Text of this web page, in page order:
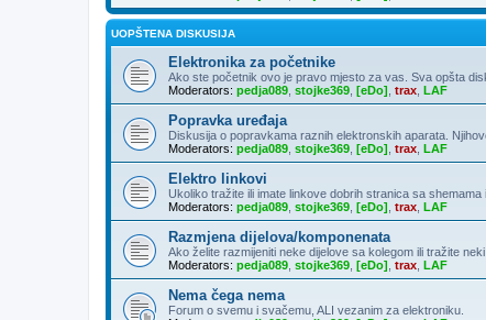
UOPŠTENA DISKUSIJA
Elektronika za početnike
Ako ste početnik ovo je pravo mjesto za vas. Sva opšta
Moderators: pedja089 stojke369 [eDo] trax LAF
Popravka uređaja
Diskusija o popravkama raznih elektronskih aparata.
Moderators: pedja089 stojke369 [eDo] trax LAF
Elektro linkovi
Ukoliko tražite ili imate linkove dobrih stranica sa shemama
Moderators: pedja089 stojke369 [eDo] trax LAF
Razmjena dijelova/komponenata
Ako želite razmijeniti neke dijelove sa kolegom ili tražite
Moderators: pedja089 stojke369 [eDo] trax LAF
Nema čega nema
Forum o svemu i svačemu, ALI vezanim za elektroniku.